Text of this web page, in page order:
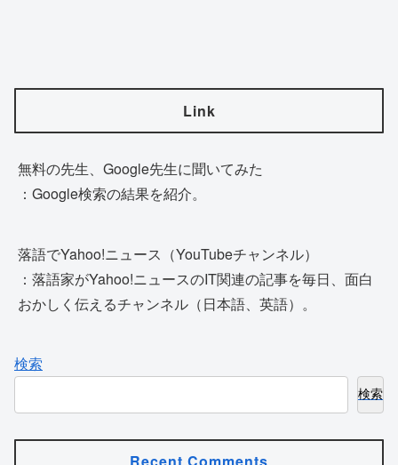
Link
無料の先生、Google先生に聞いてみた
：Google検索の結果を紹介。
落語でYahoo!ニュース（YouTubeチャンネル）
：落語家がYahoo!ニュースのIT関連の記事を毎日、面白
おかしく伝えるチャンネル（日本語、英語）。
検索
検索